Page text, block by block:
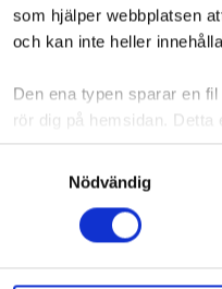
som hjälper webbplatsen
och kan inte heller
Den ena typen sparar en
rör dig på hemsidan.
de flesta webbläsare har
någon koppling till
Den andra typen av
Nödvändig
Universalpenna
52,17 kr/fp
I lager 60 fp
-